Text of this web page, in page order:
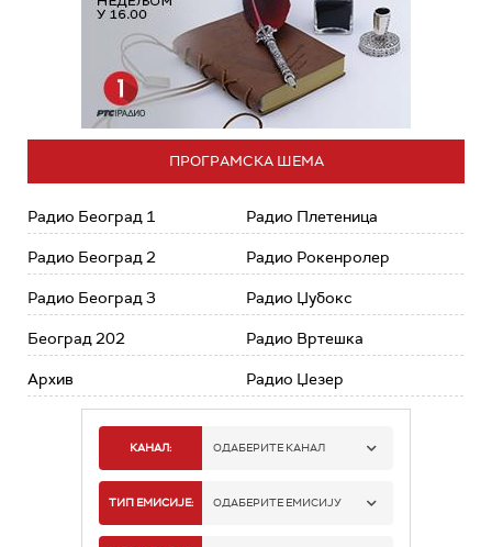
ПРОГРАМСКА ШЕМА
Радио Београд 1
Радио Београд 2
Радио Београд 3
Београд 202
Архив
Радио Плетеница
Радио Рокенролер
Радио Џубокс
Радио Вртешка
Радио Џезер
КАНАЛ: ОДАБЕРИТЕ КАНАЛ
РАДИО БЕОГРАД 1
ТИП ЕМИСИЈЕ: ОДАБЕРИТЕ ЕМИСИЈУ